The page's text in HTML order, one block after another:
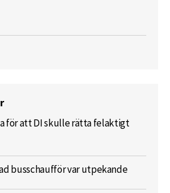
för att DI skulle rätta felaktigt
busschaufför var utpekande